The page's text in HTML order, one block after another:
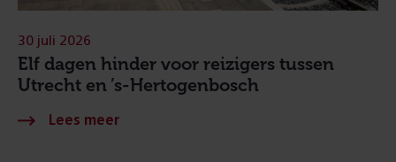
Elf dagen hinder voor reizigers tussen
Utrecht en ’s-Hertogenbosch
30 juli 2026